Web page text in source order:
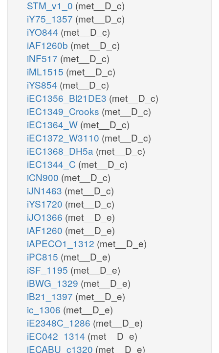
STM_v1_0 (met__D_c)
iY75_1357 (met__D_c)
iYO844 (met__D_c)
iAF1260b (met__D_c)
iNF517 (met__D_c)
iML1515 (met__D_c)
iYS854 (met__D_c)
iEC1356_Bl21DE3 (met__D_c)
iEC1349_Crooks (met__D_c)
iEC1364_W (met__D_c)
iEC1372_W3110 (met__D_c)
iEC1368_DH5a (met__D_c)
iEC1344_C (met__D_c)
iCN900 (met__D_c)
iJN1463 (met__D_c)
iYS1720 (met__D_c)
iJO1366 (met__D_e)
iAF1260 (met__D_e)
iAPECO1_1312 (met__D_e)
iPC815 (met__D_e)
iSF_1195 (met__D_e)
iBWG_1329 (met__D_e)
iB21_1397 (met__D_e)
ic_1306 (met__D_e)
iE2348C_1286 (met__D_e)
iEC042_1314 (met__D_e)
iECABU_c1320 (met__D_e)